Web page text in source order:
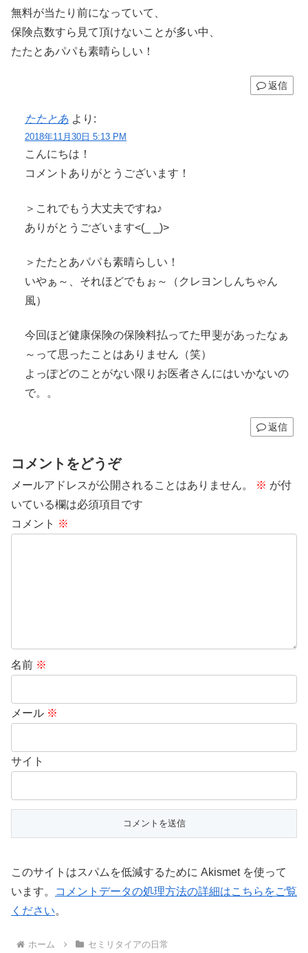
無料が当たり前になっていて、
保険点数すら見て頂けないことが多い中、
たたとあパパも素晴らしい！
返信
たたとあ より:
2018年11月30日 5:13 PM
こんにちは！
コメントありがとうございます！
＞これでもう大丈夫ですね♪
ありがとうございます<(_ _)>
＞たたとあパパも素晴らしい！
いやぁ～、それほどでもぉ～（クレヨンしんちゃん
風）
今回ほど健康保険の保険料払ってた甲斐があったなぁ
～って思ったことはありません（笑）
よっぽどのことがない限りお医者さんにはいかないの
で。。
返信
コメントをどうぞ
メールアドレスが公開されることはありません。 ※ が付
いている欄は必須項目です
コメント ※
名前 ※
メール ※
サイト
このサイトはスパムを低減するために Akismet を使って
います。
コメントデータの処理方法の詳細はこちらをご覧
ください。
ホーム セミリタイアの日常